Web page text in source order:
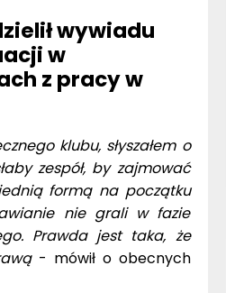
wywiadu
w
z pracy w
klubu, słyszałem o
zespół, by zajmować
formą na początku
nie grali w fazie
Prawda jest taka, że
- mówił o obecnych